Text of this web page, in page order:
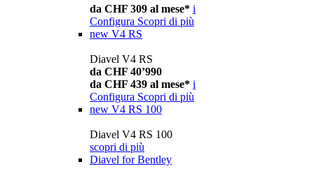
da CHF 309 al mese* i
Configura Scopri di più
new V4 RS
Diavel V4 RS
da CHF 40’990
da CHF 439 al mese* i
Configura Scopri di più
new V4 RS 100
Diavel V4 RS 100
scopri di più
Diavel for Bentley